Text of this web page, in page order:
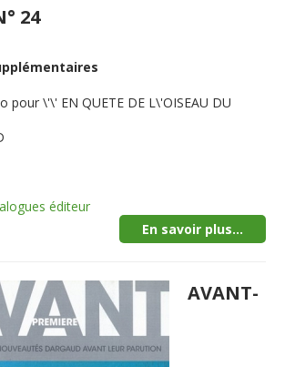
24
pour \'\' EN QUETE DE L\'OISEAU DU
éditeur
En savoir plus...
AVANT-